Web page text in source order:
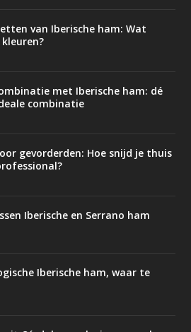
van Iberische ham: Wat
met Iberische ham: dé
combinatie
gevorderden: Hoe snijd je thuis
Iberische en Serrano ham
Iberische ham, waar te